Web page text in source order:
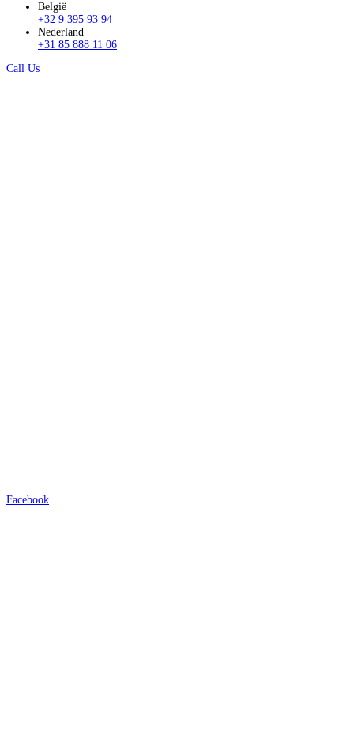
België
+32 9 395 93 94
Nederland
+31 85 888 11 06
Call Us
Facebook